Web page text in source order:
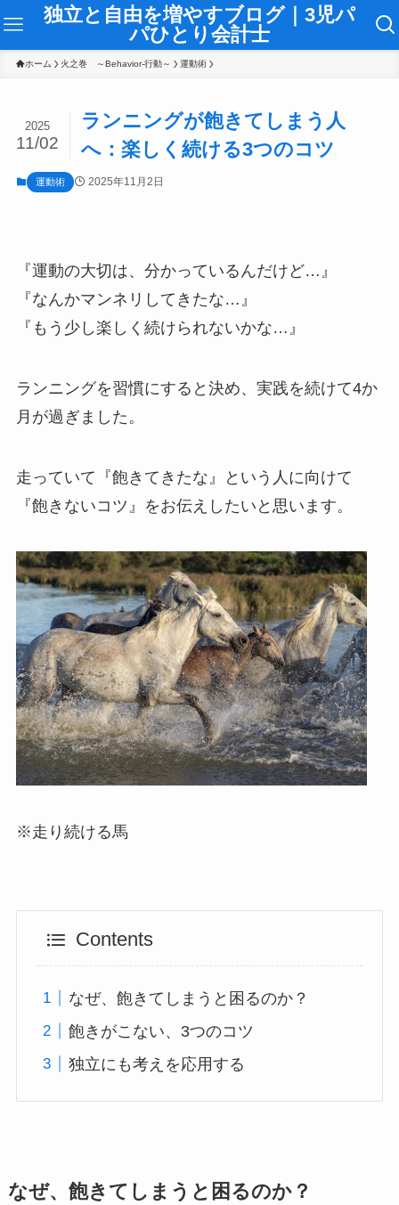
独立と自由を増やすブログ｜3児パ
パひとり会計士
ホーム 火之巻 ～Behavior-行動～ 運動術
ランニングが飽きてしまう人
へ：楽しく続ける3つのコツ
2025
11/02
運動術 2025年11月2日
『運動の大切は、分かっているんだけど…』
『なんかマンネリしてきたな…』
『もう少し楽しく続けられないかな…』
ランニングを習慣にすると決め、実践を続けて4か
月が過ぎました。
走っていて『飽きてきたな』という人に向けて
『飽きないコツ』をお伝えしたいと思います。
※走り続ける馬
Contents
なぜ、飽きてしまうと困るのか？
飽きがこない、3つのコツ
独立にも考えを応用する
なぜ、飽きてしまうと困るのか？